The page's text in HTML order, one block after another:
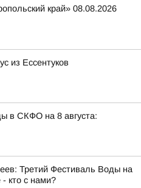
край» 08.08.2026
из Ессентуков
в СКФО на 8 августа:
Третий Фестиваль Воды на
кто с нами?